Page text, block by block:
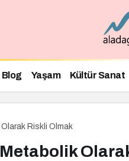
Blog Yaşam Kültür Sanat
Riskli Olmak